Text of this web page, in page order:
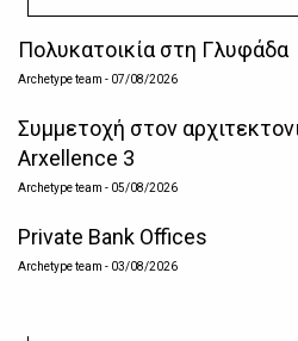
Πολυκατοικία στη Γλυφάδα
Archetype team - 07/08/2026
Συμμετοχή στον
Arxellence 3
Archetype team - 05/08/2026
Private Bank Offices
Archetype team - 03/08/2026